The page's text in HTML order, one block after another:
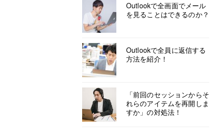
Outlookで全画面でメール
を見ることはできるのか？
Outlookで全員に返信する
方法を紹介！
「前回のセッションからそ
れらのアイテムを再開しま
すか」の対処法！